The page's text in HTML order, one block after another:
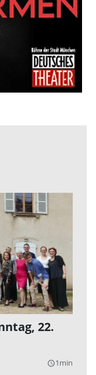
22.
query_builder1min